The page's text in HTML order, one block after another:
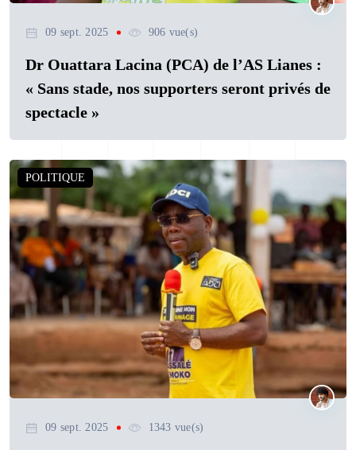
09 sept. 2025 906 vue(s)
Dr Ouattara Lacina (PCA) de l’AS Lianes :
« Sans stade, nos supporters seront privés de
spectacle »
POLITIQUE
09 sept. 2025 1343 vue(s)